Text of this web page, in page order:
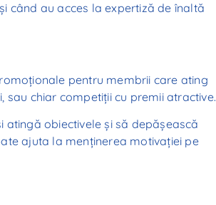
când au acces la expertiză de înaltă
pentru membrii care ating
sau chiar competiții cu premii atractive.
obiectivele și să depășească
ajuta la menținerea motivației pe